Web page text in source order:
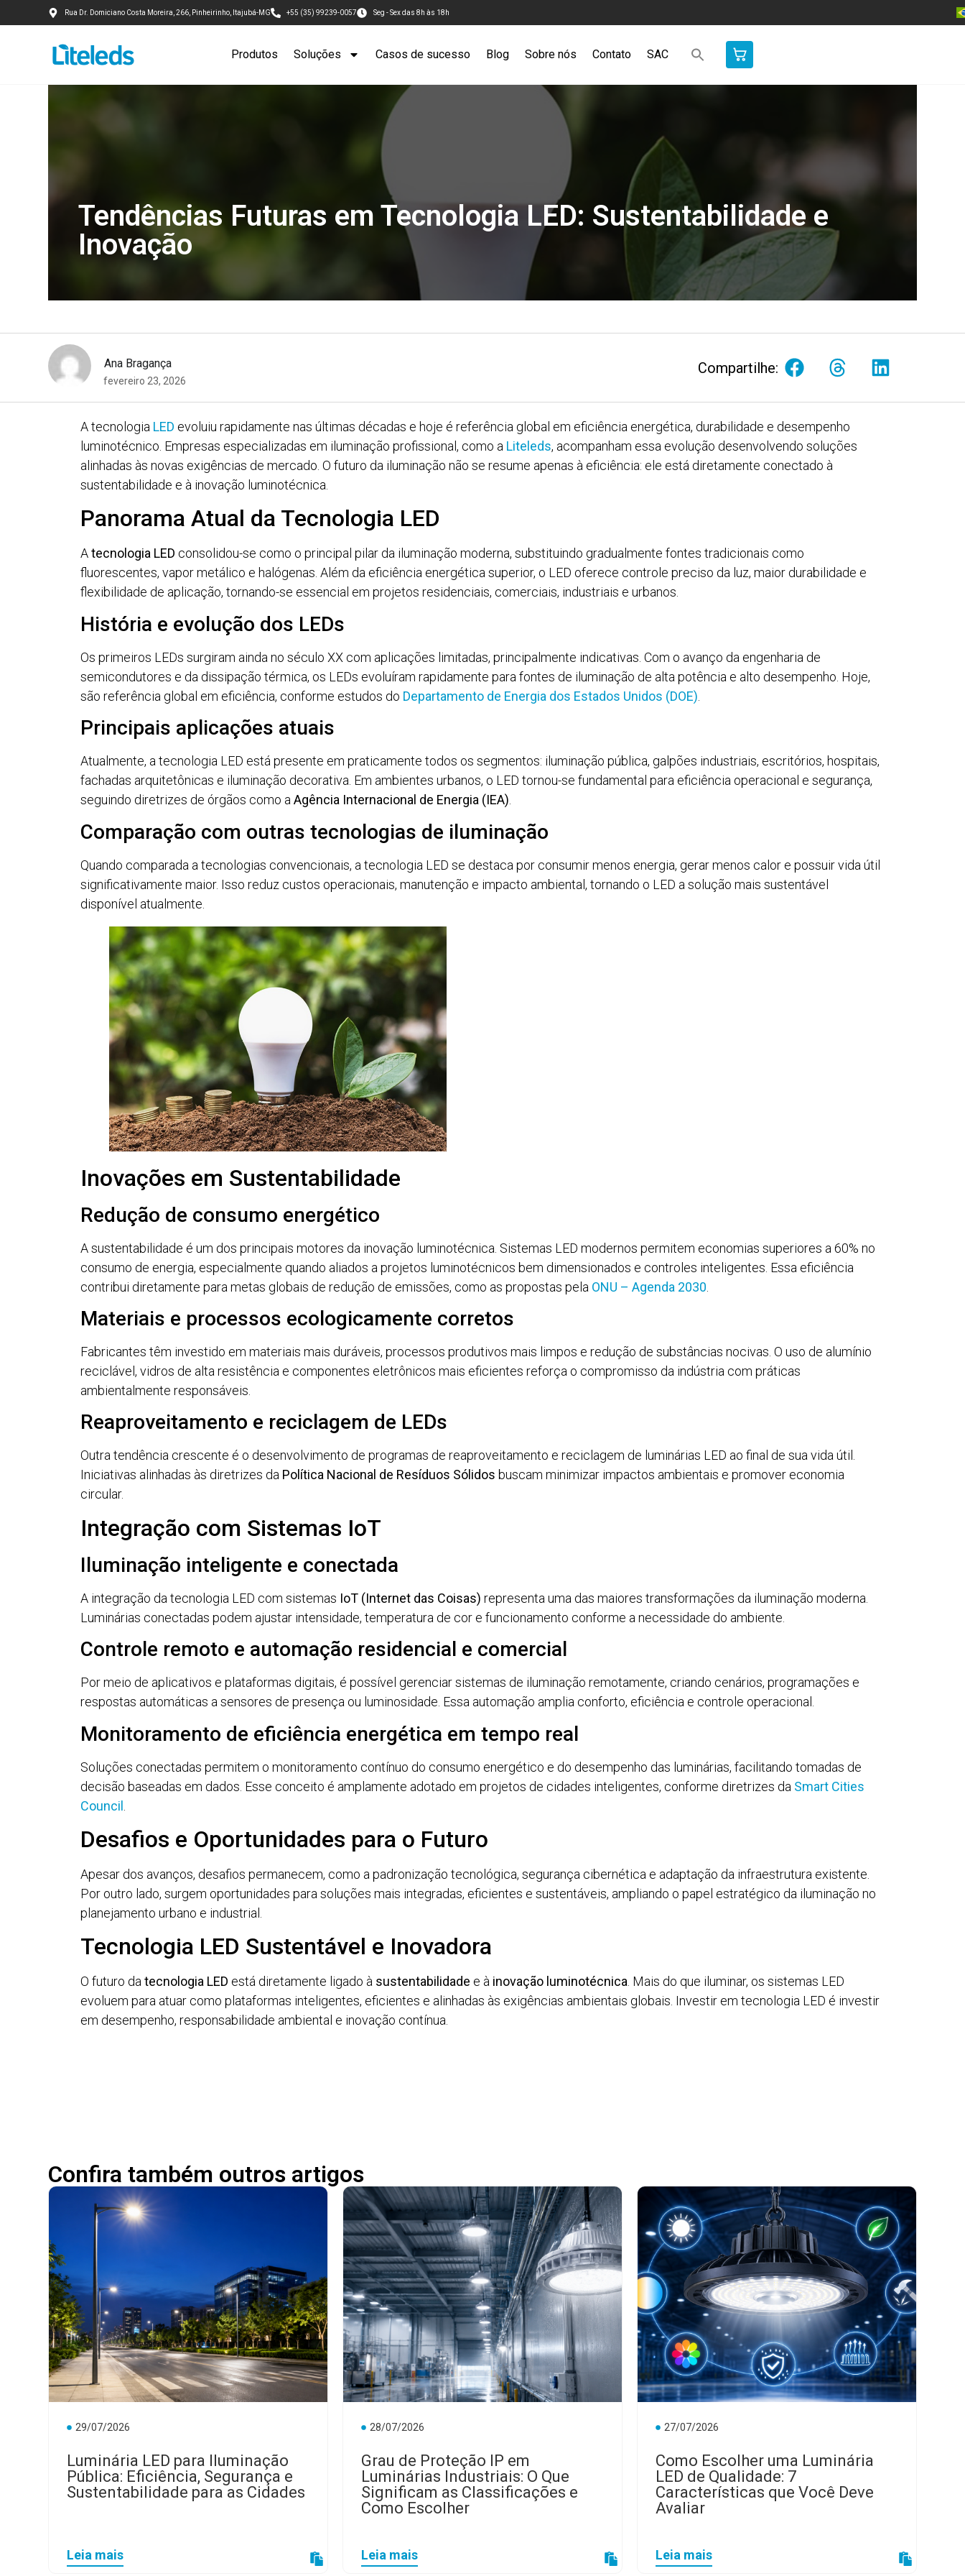
Rua Dr. Domiciano Costa Moreira, 266, Pinheirinho, Itajubá-MG +55 (35) 99239-0057 Seg - Sex das 8h às 18h
Produtos Soluções Casos de sucesso Blog Sobre nós Contato SAC
Tendências Futuras em Tecnologia LED: Sustentabilidade e
Inovação
Ana Bragança
fevereiro 23, 2026
Compartilhe:
A tecnologia LED evoluiu rapidamente nas últimas décadas e hoje é referência global em eficiência energética, durabilidade e desempenho
luminotécnico. Empresas especializadas em iluminação profissional, como a Liteleds, acompanham essa evolução desenvolvendo soluções
alinhadas às novas exigências de mercado. O futuro da iluminação não se resume apenas à eficiência: ele está diretamente conectado à
sustentabilidade e à inovação luminotécnica.
Panorama Atual da Tecnologia LED
Atecnologia LED consolidou-se como o principal pilar da iluminação moderna, substituindo gradualmente fontes tradicionais como
fluorescentes, vapor metálico e halógenas. Além da eficiência energética superior, o LED oferece controle preciso da luz, maior durabilidade e
flexibilidade de aplicação, tornando-se essencial em projetos residenciais, comerciais, industriais e urbanos.
História e evolução dos LEDs
Os primeiros LEDs surgiram ainda no século XX com aplicações limitadas, principalmente indicativas. Com o avanço da engenharia de
semicondutores e da dissipação térmica, os LEDs evoluíram rapidamente para fontes de iluminação de alta potência e alto desempenho. Hoje,
são referência global em eficiência, conforme estudos do Departamento de Energia dos Estados Unidos (DOE)
Principais aplicações atuais
Atualmente, a tecnologia LED está presente em praticamente todos os segmentos: iluminação pública, galpões industriais, escritórios, hospitais,
fachadas arquitetônicas e iluminação decorativa. Em ambientes urbanos, o LED tornou-se fundamental para eficiência operacional e segurança,
seguindo diretrizes de órgãos como a Agência Internacional de Energia (IEA)
Comparação com outras tecnologias de iluminação
Quando comparada a tecnologias convencionais, a tecnologia LED se destaca por consumir menos energia, gerar menos calor e possuir vida útil
significativamente maior. Isso reduz custos operacionais, manutenção e impacto ambiental, tornando o LED a solução mais sustentável
disponível atualmente.
Inovações em Sustentabilidade
Redução de consumo energético
A sustentabilidade é um dos principais motores da inovação luminotécnica. Sistemas LED modernos permitem economias superiores a 60% no
consumo de energia, especialmente quando aliados a projetos luminotécnicos bem dimensionados e controles inteligentes. Essa eficiência
contribui diretamente para metas globais de redução de emissões, como as propostas pela ONU – Agenda 2030
Materiais e processos ecologicamente corretos
Fabricantes têm investido em materiais mais duráveis, processos produtivos mais limpos e redução de substâncias nocivas. O uso de alumínio
reciclável, vidros de alta resistência e componentes eletrônicos mais eficientes reforça o compromisso da indústria com práticas
ambientalmente responsáveis.
Reaproveitamento e reciclagem de LEDs
Outra tendência crescente é o desenvolvimento de programas de reaproveitamento e reciclagem de luminárias LED ao final de sua vida útil.
Iniciativas alinhadas às diretrizes da Política Nacional de Resíduos Sólidos buscam minimizar impactos ambientais e promover economia
circular.
Integração com Sistemas IoT
Iluminação inteligente e conectada
A integração da tecnologia LED com sistemas IoT (Internet das Coisas) representa uma das maiores transformações da iluminação moderna.
Luminárias conectadas podem ajustar intensidade, temperatura de cor e funcionamento conforme a necessidade do ambiente.
Controle remoto e automação residencial e comercial
Por meio de aplicativos e plataformas digitais, é possível gerenciar sistemas de iluminação remotamente, criando cenários, programações e
respostas automáticas a sensores de presença ou luminosidade. Essa automação amplia conforto, eficiência e controle operacional.
Monitoramento de eficiência energética em tempo real
Soluções conectadas permitem o monitoramento contínuo do consumo energético e do desempenho das luminárias, facilitando tomadas de
decisão baseadas em dados. Esse conceito é amplamente adotado em projetos de cidades inteligentes, conforme diretrizes da Smart Cities
Council
Desafios e Oportunidades para o Futuro
Apesar dos avanços, desafios permanecem, como a padronização tecnológica, segurança cibernética e adaptação da infraestrutura existente.
Por outro lado, surgem oportunidades para soluções mais integradas, eficientes e sustentáveis, ampliando o papel estratégico da iluminação no
planejamento urbano e industrial.
Tecnologia LED Sustentável e Inovadora
O futuro datecnologia LED está diretamente ligado à sustentabilidade e à inovação luminotécnica. Mais do que iluminar, os sistemas LED
evoluem para atuar como plataformas inteligentes, eficientes e alinhadas às exigências ambientais globais. Investir em tecnologia LED é investir
em desempenho, responsabilidade ambiental e inovação contínua.
Confira também outros artigos
29/07/2026
Luminária LED para Iluminação
Pública: Eficiência, Segurança e
Sustentabilidade para as Cidades
Leia mais
28/07/2026
Grau de Proteção IP em
Luminárias Industriais: O Que
Significam as Classificações e
Como Escolher
Leia mais
27/07/2026
Como Escolher uma Luminária
LED de Qualidade: 7
Características que Você Deve
Avaliar
Leia mais